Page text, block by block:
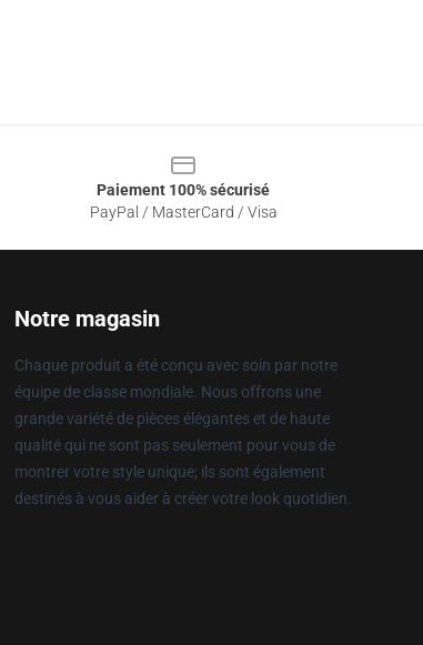
Paiement 100% sécurisé
PayPal / MasterCard / Visa
Notre magasin
Chaque produit a été conçu avec soin par notre
équipe de classe mondiale. Nous offrons une
grande variété de pièces élégantes et de haute
qualité qui ne sont pas seulement pour vous de
montrer votre style unique; ils sont également
destinés à vous aider à créer votre look quotidien.